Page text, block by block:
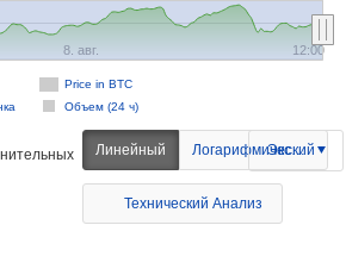
Price in BTC
Объем (24 ч)
8. авг. 12:00
Линейный Логарифмический
Экспорт
Технический Анализ